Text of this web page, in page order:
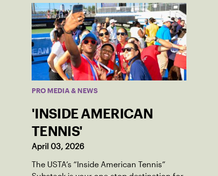
PRO MEDIA & NEWS
'INSIDE AMERICAN
TENNIS'
April 03, 2026
The USTA’s “Inside American Tennis”